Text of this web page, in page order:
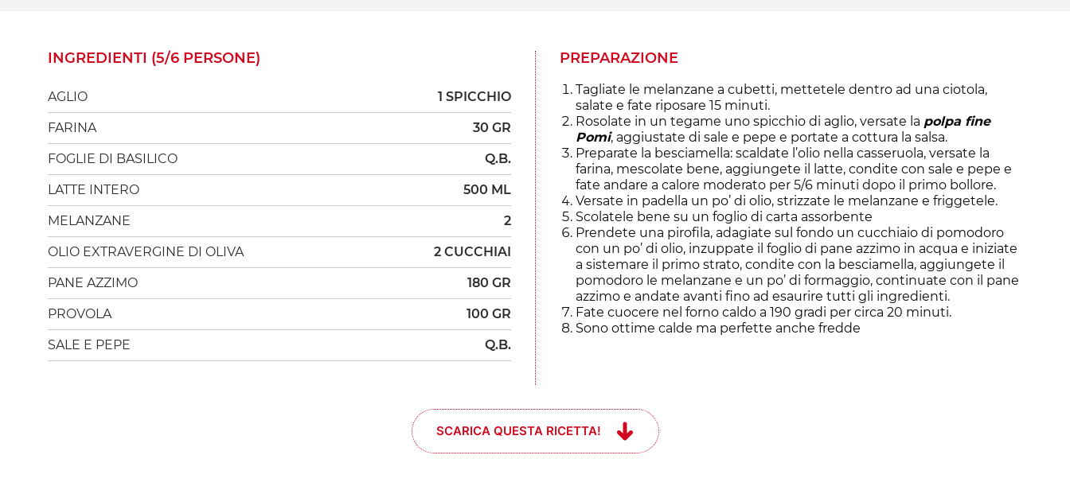
INGREDIENTI (5/6 PERSONE)
AGLIO 1 SPICCHIO
FARINA 30 GR
FOGLIE DI BASILICO Q.B.
LATTE INTERO 500 ML
MELANZANE 2
OLIO EXTRAVERGINE DI OLIVA 2 CUCCHIAI
PANE AZZIMO 180 GR
PROVOLA 100 GR
SALE E PEPE Q.B.
PREPARAZIONE
Tagliate le melanzane a cubetti, mettetele dentro ad una ciotola,
salate e fate riposare 15 minuti.
Rosolate in un tegame uno spicchio di aglio, versate la polpa fine
Pomi, aggiustate di sale e pepe e portate a cottura la salsa.
Preparate la besciamella: scaldate l’olio nella casseruola, versate la
farina, mescolate bene, aggiungete il latte, condite con sale e pepe e
fate andare a calore moderato per 5/6 minuti dopo il primo bollore.
Versate in padella un po’ di olio, strizzate le melanzane e friggetele.
Scolatele bene su un foglio di carta assorbente
Prendete una pirofila, adagiate sul fondo un cucchiaio di pomodoro
con un po’ di olio, inzuppate il foglio di pane azzimo in acqua e iniziate
a sistemare il primo strato, condite con la besciamella, aggiungete il
pomodoro le melanzane e un po’ di formaggio, continuate con il pane
azzimo e andate avanti fino ad esaurire tutti gli ingredienti.
Fate cuocere nel forno caldo a 190 gradi per circa 20 minuti.
Sono ottime calde ma perfette anche fredde
SCARICA QUESTA RICETTA!